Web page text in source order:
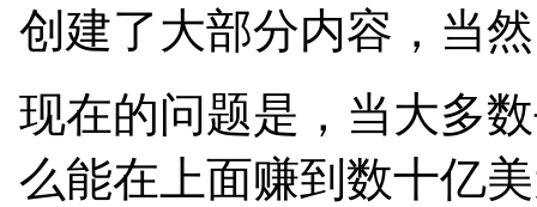
创建了大部分内容，当
现在的问题是，当大多
么能在上面赚到数十亿